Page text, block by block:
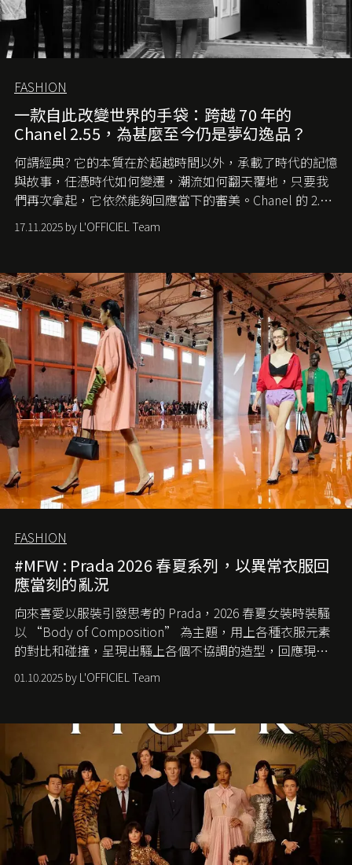
FASHION
一款自此改變世界的手袋：跨越 70 年的
Chanel 2.55，為甚麼至今仍是夢幻逸品？
何謂經典? 它的本質在於超越時間以外，承載了時代的記憶
與故事，任憑時代如何變遷，潮流如何翻天覆地，只要我
們再次拿起，它依然能夠回應當下的審美。Chanel 的 2.55
手袋更是這樣存在，自問世至今，一直有着舉足輕重的地
位。如果說每個女生的第一個夢想手袋是 Chanel，那 2.55
愛它的雋永與優雅。那麼這個手袋是怎麼誕生的呢？又為
甚麼取名叫 2.55 ？今天就由《L'Officiel HK》帶你穿越流金
歲月，回顧 2.55 的誕生故事。
17.11.2025 by L'OFFICIEL Team
FASHION
#MFW : Prada 2026 春夏系列，以異常衣服回
應當刻的亂況
向來喜愛以服裝引發思考的 Prada，2026 春夏女裝時裝騷
以 “Body of Composition” 為主題，用上各種衣服元素
的對比和碰撞，呈現出騷上各個不協調的造型，回應現今
社會各種資訊、文化超載的現象。
01.10.2025 by L'OFFICIEL Team